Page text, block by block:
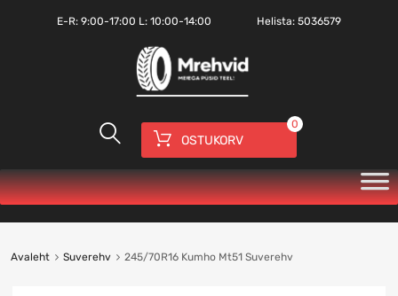
E-R: 9:00-17:00 L: 10:00-14:00 Helista:5036579
OSTUKORV
0
Avaleht Suverehv 245/70R16 Kumho Mt51 Suverehv